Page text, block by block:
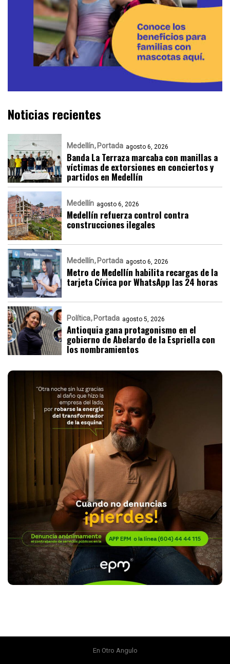
Noticias recientes
Medellín Portada agosto 6, 2026
Banda La Terraza marcaba con manillas a
víctimas de extorsiones en conciertos y
partidos en Medellín
Medellín agosto 6, 2026
Medellín refuerza control contra
construcciones ilegales
Medellín Portada agosto 6, 2026
Metro de Medellín habilita recargas de la
tarjeta Cívica por WhatsApp las 24 horas
Política Portada agosto 5, 2026
Antioquia gana protagonismo en el
gobierno de Abelardo de la Espriella con
los nombramientos
En Otro Angulo